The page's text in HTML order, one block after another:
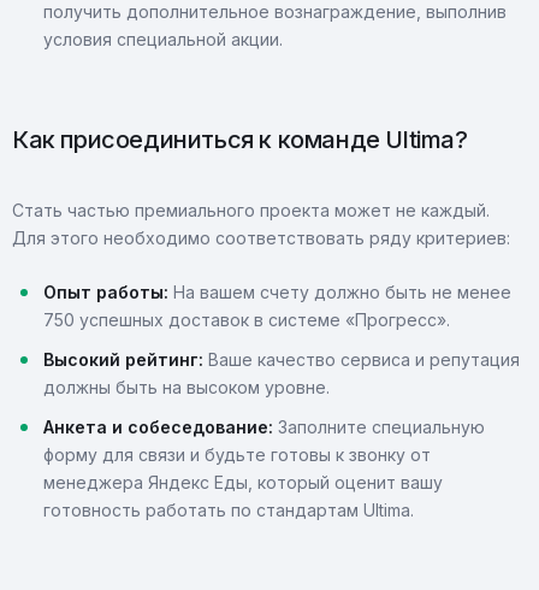
получить дополнительное вознаграждение, выполнив
условия специальной акции.
Как присоединиться к команде Ultima?
Стать частью премиального проекта может не каждый.
Для этого необходимо соответствовать ряду критериев:
Опыт работы: На вашем счету должно быть не менее
750 успешных доставок в системе «Прогресс».
Высокий рейтинг: Ваше качество сервиса и репутация
должны быть на высоком уровне.
Анкета и собеседование: Заполните специальную
форму для связи и будьте готовы к звонку от
менеджера Яндекс Еды, который оценит вашу
готовность работать по стандартам Ultima.